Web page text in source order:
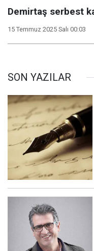
Demirtaş serbest
15 Temmuz 2025 Salı 00:03
SON YAZILAR